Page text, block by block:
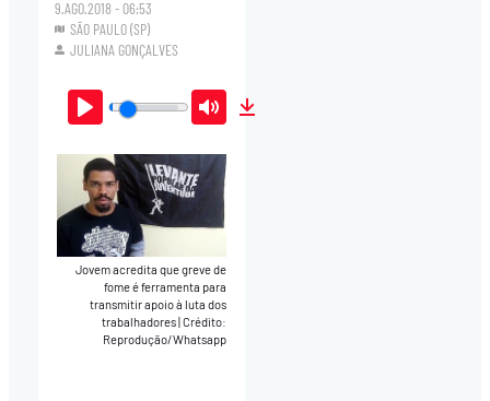
9.AGO.2018 - 06:53
SÃO PAULO (SP)
JULIANA GONÇALVES
Play Mute
Jovem acredita que greve de
fome é ferramenta para
transmitir apoio à luta dos
trabalhadores Crédito:
Reprodução/Whatsapp